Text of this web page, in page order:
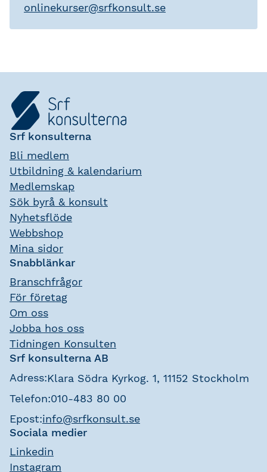
onlinekurser@srfkonsult.se
Srf konsulterna
Bli medlem
Utbildning & kalendarium
Medlemskap
Sök byrå & konsult
Nyhetsflöde
Webbshop
Mina sidor
Snabblänkar
Branschfrågor
För företag
Om oss
Jobba hos oss
Tidningen Konsulten
Srf konsulterna AB
Adress:Klara Södra Kyrkog. 1, 11152 Stockholm
Telefon:010-483 80 00
Epost:info@srfkonsult.se
Sociala medier
Linkedin
Instagram